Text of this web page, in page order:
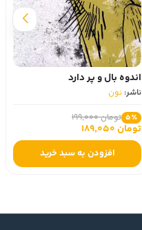
اندوه بال و پر دارد
ناشر: نون
5٪ تومان 199,000
تومان 189,050
افزودن به سبد خرید